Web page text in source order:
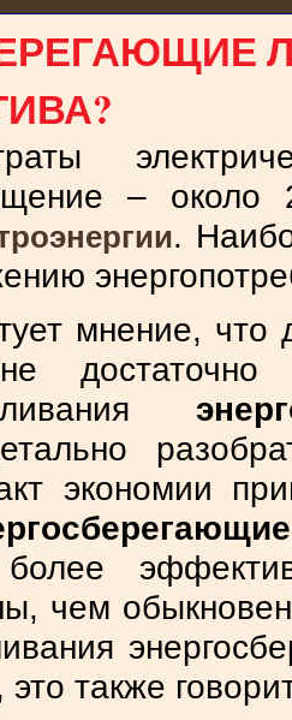
–
.
мнение, что
экономии
чем
также